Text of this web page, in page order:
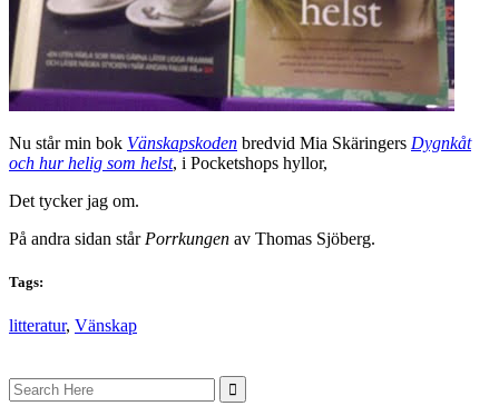
Nu står min bok Vänskapskoden bredvid Mia Skäringers Dygnkåt
och hur helig som helst, i Pocketshops hyllor,
Det tycker jag om.
På andra sidan står Porrkungen av Thomas Sjöberg.
Tags:
litteratur, Vänskap
Search
for: